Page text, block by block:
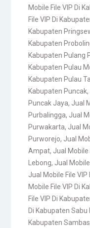
Mobile File VIP Di
File VIP Di
Kabupaten
Kabupaten
Kabupaten Pulang
Kabupaten Pulau
Kabupaten Pulau
Kabupaten Puncak,
Puncak Jaya, Jual
Purbalingga, Jual
Purwakarta, Jual
Purworejo, Jual
Ampat, Jual Mobile
Lebong, Jual
Jual Mobile File
Mobile File VIP Di
File VIP Di
Di Kabupaten Sabu
Kabupaten Sambas